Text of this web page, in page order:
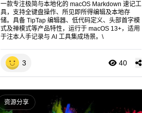
一款专注极简与本地化的 macOS Markdown 速记工
具，支持全键盘操作、所见即所得编辑及本地存
储。具备 TipTap 编辑器、低代码定义、头部首字模
式及禅模式等产品特性，运行于 macOS 13+，适用
于注本人手记录与 AI 工具集成场景。\
3 40
资源分享